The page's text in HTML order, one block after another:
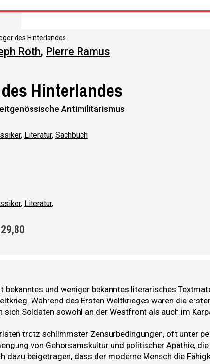
des Hinterlandes
Roth, Pierre Ramus
Hinterlandes
Antimilitarismus
, Literatur, Sachbuch
, Literatur,
29,80
bekanntes und weniger bekanntes literarisches
Während des Ersten Weltkrieges waren die
Soldaten sowohl an der Westfront als auch im
trotz schlimmster Zensurbedingungen, oft unter
von Gehorsamskultur und politischer Apathie,
dazu beigetragen, dass der moderne Mensch die